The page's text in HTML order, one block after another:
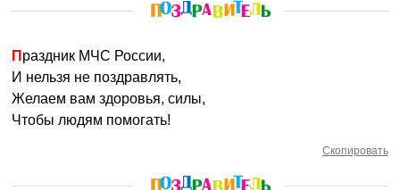
Праздник МЧС России,
И нельзя не поздравлять,
Желаем вам здоровья, силы,
Чтобы людям помогать!
Скопировать